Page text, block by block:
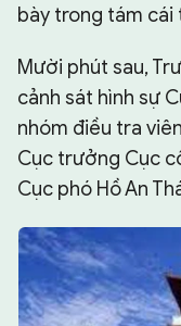
bày trong tám cái
Mười phút sau,
cảnh sát hình sự
nhóm điều tra
Cục trưởng Cục
Cục phó Hồ An